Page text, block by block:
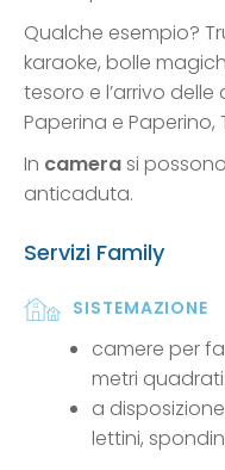
Qualche esempio?
karaoke, bolle
tesoro e l’arrivo delle
Paperina e Paperino,
In camerasi
anticaduta.
Servizi Family
SISTEMAZIONE
camere per
metri quadrati
a
lettini,